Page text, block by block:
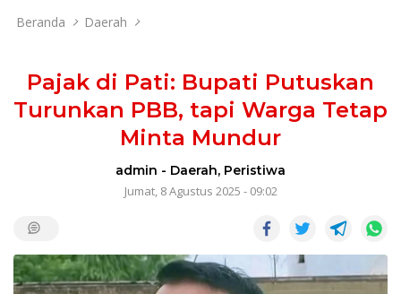
Beranda Daerah
Pajak di Pati: Bupati Putuskan
Turunkan PBB, tapi Warga Tetap
Minta Mundur
admin - Daerah, Peristiwa
Jumat, 8 Agustus 2025 - 09:02